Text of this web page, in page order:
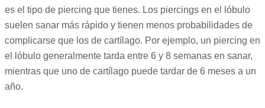
es el tipo de piercing que tienes. Los piercings en el lóbulo
suelen sanar más rápido y tienen menos probabilidades de
complicarse que los de cartílago. Por ejemplo, un piercing en
el lóbulo generalmente tarda entre 6 y 8 semanas en sanar,
mientras que uno de cartílago puede tardar de 6 meses a un
año.